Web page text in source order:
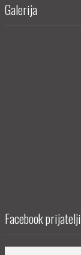
Galerija
Facebook prijatelji